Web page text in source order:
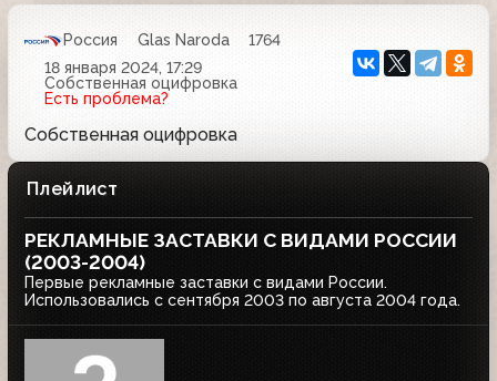
Россия Glas Naroda
1764
18 января 2024, 17:29
Собственная оцифровка
Есть проблема?
Собственная оцифровка
Плейлист
РЕКЛАМНЫЕ ЗАСТАВКИ С ВИДАМИ РОССИИ
(2003-2004)
Первые рекламные заставки с видами России.
Использовались с сентября 2003 по августа 2004 года.